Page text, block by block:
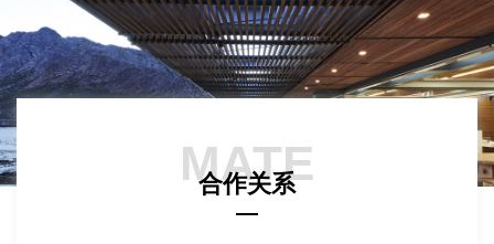
MATE
合作关系